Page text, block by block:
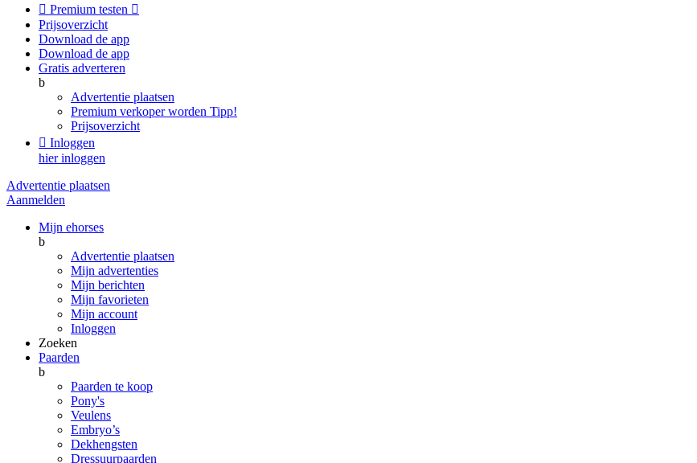
 Premium testen 
Prijsoverzicht
Download de app
Download de app
Gratis adverteren
b
Advertentie plaatsen
Premium verkoper worden Tipp!
Prijsoverzicht
 Inloggen
hier inloggen
Advertentie plaatsen
Aanmelden
Mijn ehorses
b
Advertentie plaatsen
Mijn advertenties
Mijn berichten
Mijn favorieten
Mijn account
Inloggen
Zoeken
Paarden
b
Paarden te koop
Pony's
Veulens
Embryo’s
Dekhengsten
Dressuurpaarden